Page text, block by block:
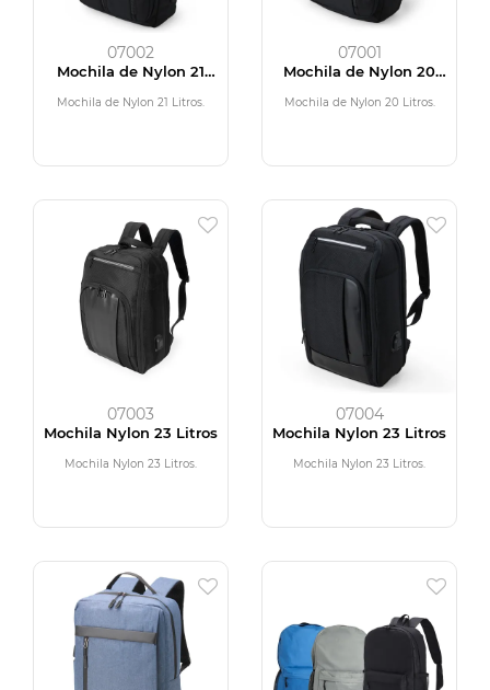
07002
Mochila de Nylon 21
Mochila de Nylon 21 Litros.
07001
Mochila de Nylon 20
Mochila de Nylon 20 Litros.
07003
Mochila Nylon 23 Litros
Mochila Nylon 23 Litros.
07004
Mochila Nylon 23 Litros
Mochila Nylon 23 Litros.